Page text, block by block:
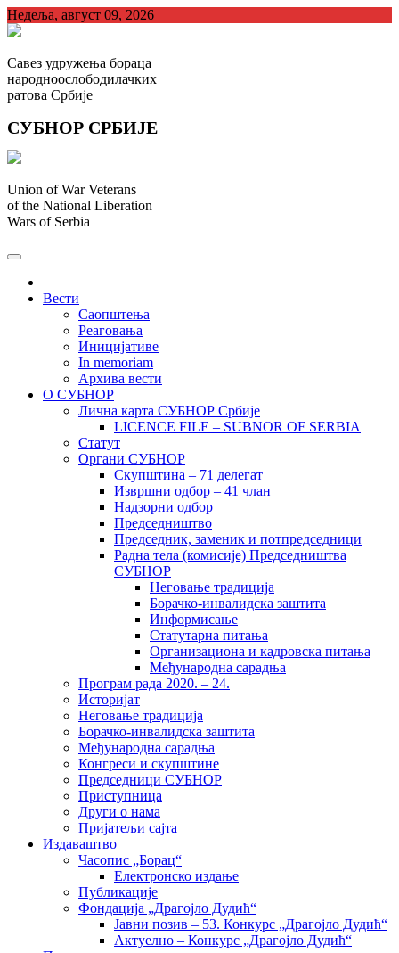
Skip
to
Недеља, август 09, 2026
Савез удружења бораца
народноослободилачких
ратова Србије
СУБНОР СРБИЈЕ
Union of War Veterans
of the National Liberation
Wars of Serbia
Вести
Саопштења
Реаговања
Иницијативе
In memoriam
Архива вести
О СУБНОР
Лична карта СУБНОР Србије
LICENCE FILE – SUBNOR OF SERBIA
Статут
Органи СУБНОР
Скупштина – 71 делегат
Извршни одбор – 41 члан
Надзорни одбор
Председништво
Председник, заменик и потпредседници
Радна тела (комисије) Председништва
СУБНОР
Неговање традиција
Борачко-инвалидска заштита
Информисање
Статутарна питања
Организациона и кадровска питања
Међународна сарадња
Програм рада 2020. – 24.
Историјат
Неговање традиција
Борачко-инвалидска заштита
Међународна сарадња
Конгреси и скупштине
Председници СУБНОР
Приступница
Други о нама
Пријатељи сајта
Издаваштво
Часопис „Борац“
Електронско издање
Публикације
Фондација „Драгојло Дудић“
Јавни позив – 53. Конкурс „Драгојло Дудић“
Актуелно – Конкурс „Драгојло Дудић“